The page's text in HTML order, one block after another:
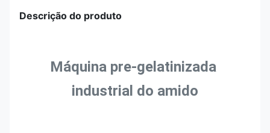
Descrição do produto
Máquina pre-gelatinizada
industrial do amido